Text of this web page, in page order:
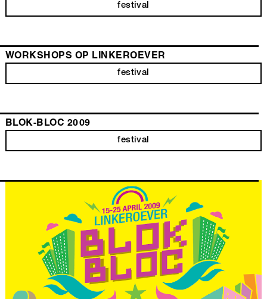
festival
WORKSHOPS OP LINKEROEVER
festival
BLOK-BLOC 2009
festival